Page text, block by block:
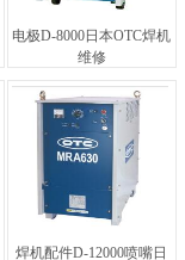
电极D-8000日本OTC焊机
维修
焊机配件D-12000喷嘴日